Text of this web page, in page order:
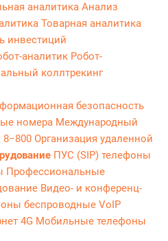
аналитика Анализ
Товарная аналитика
инвестиций
аналитик Робот-
коллтрекинг
безопасность
номера Международный
Организация удаленной
ПУС (SIP) телефоны
Профессиональные
Видео- и конференц-
беспроводные VoIP
4G Мобильные телефоны